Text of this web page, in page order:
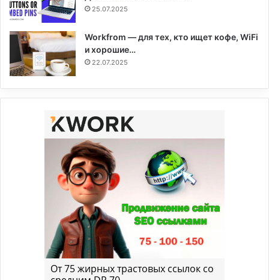
25.07.2025
Workfrom — для тех, кто ищет кофе, WiFi
и хорошие…
22.07.2025